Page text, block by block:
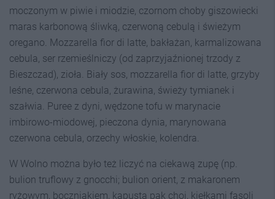
moczonym w piwie i miodzie, czornom choby giszowiecki
maras karbonową śliwką, czerwoną cebulą i świeżym
oregano. Mozzarella fior di latte, bakłażan, karmalizowana
cebula, ser rzemieślniczy (od zaprzyjaźnionej trzody z
Bieszczad), zioła. Biały sos, mozzarella fior di latte, grzyby
leśne, czerwona cebula, żurawina, świeży tymianek i
szałwia. Puree z dyni, wędzone tofu w marynacie
imbirowo-miodowej, pieczona dynia, marynowana
czerwona cebula, orzechy włoskie, kolendra.
W Wolno można było też liczyć na ciekawą zupę (np.
bulion truflowy z gnocchi; bulion orient, z makaronem
ryżowym, boczniakiem, kapustą pak choi, kiełkami fasoli